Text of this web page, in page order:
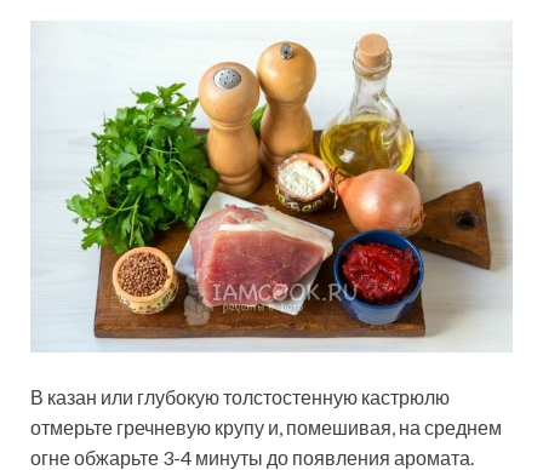
В казан или глубокую толстостенную кастрюлю
отмерьте гречневую крупу и, помешивая, на среднем
огне обжарьте 3-4 минуты до появления аромата.